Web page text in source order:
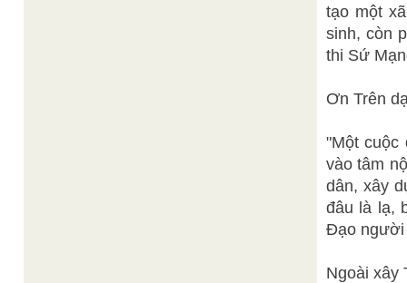
tạo một
sinh, còn
thi Sứ
Ơn Trên
"Một cuộc
vào tâm
dân, xây
đâu là lạ,
Đạo người
Ngoài xây